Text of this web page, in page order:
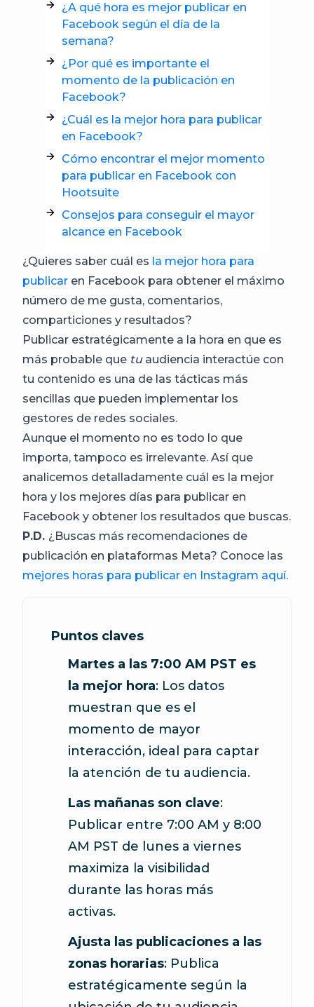
¿A qué hora es mejor publicar en
Facebook según el día de la
semana?
¿Por qué es importante el
momento de la publicación en
Facebook?
¿Cuál es la mejor hora para publicar
en Facebook?
Cómo encontrar el mejor momento
para publicar en Facebook con
Hootsuite
Consejos para conseguir el mayor
alcance en Facebook
¿Quieres saber cuál es la mejor hora para
publicar en Facebook para obtener el máximo
número de me gusta, comentarios,
comparticiones y resultados?
Publicar estratégicamente a la hora en que es
más probable que tuaudiencia interactúe con
tu contenido es una de las tácticas más
sencillas que pueden implementar los
gestores de redes sociales.
Aunque el momento no es todo lo que
importa, tampoco es irrelevante. Así que
analicemos detalladamente cuál es la mejor
hora y los mejores días para publicar en
Facebook y obtener los resultados que buscas.
P.D. ¿Buscas más recomendaciones de
publicación en plataformas Meta? Conoce las
mejores horas para publicar en Instagram aquí.
Puntos claves
Martes a las 7:00 AM PST es
la mejor hora: Los datos
muestran que es el
momento de mayor
interacción, ideal para captar
la atención de tu audiencia.
Las mañanas son clave:
Publicar entre 7:00 AM y 8:00
AM PST de lunes a viernes
maximiza la visibilidad
durante las horas más
activas.
Ajusta las publicaciones a las
zonas horarias: Publica
estratégicamente según la